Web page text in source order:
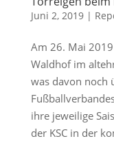
Juni 2, 2019|
Am 26. Mai
Waldhof im
was davon noch
ihre jeweilige
der KSC in der